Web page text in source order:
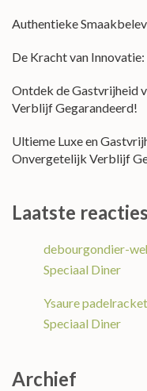
Authentieke
De Kracht van
Ontdek de Gastvrijheid
Verblijf Gegarandeerd!
Ultieme Luxe en
Onvergetelijk Verblijf
Laatste reacties
debourgondier-
Speciaal Diner
Ysaure
Speciaal Diner
Archief